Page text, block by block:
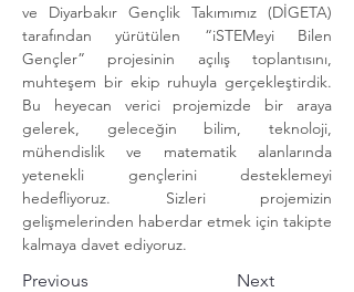
ve Diyarbakır Gençlik Takımımız (DİGETA)
tarafından yürütülen “iSTEMeyi Bilen
Gençler” projesinin açılış toplantısını,
muhteşem bir ekip ruhuyla gerçekleştirdik.
Bu heyecan verici projemizde bir araya
gelerek, geleceğin bilim, teknoloji,
mühendislik ve matematik alanlarında
yetenekli gençlerini desteklemeyi
hedefliyoruz. Sizleri projemizin
gelişmelerinden haberdar etmek için takipte
kalmaya davet ediyoruz.
Previous Next